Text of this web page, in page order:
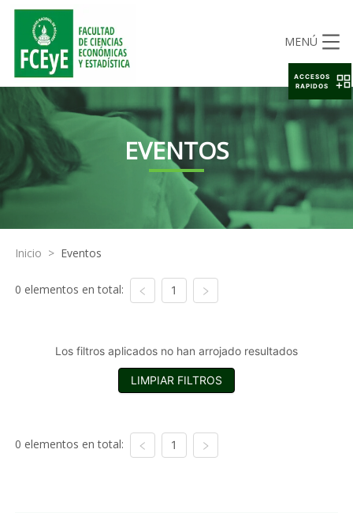
MENÚ
EVENTOS
Inicio > Eventos
0 elementos en total: 1
Los filtros aplicados no han arrojado resultados
LIMPIAR FILTROS
0 elementos en total: 1
ACCESOS
RAPIDOS